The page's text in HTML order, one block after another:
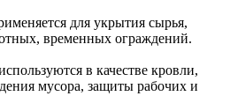
для укрытия сырья,
временных ограждений.
в качестве кровли,
мусора, защиты рабочих и